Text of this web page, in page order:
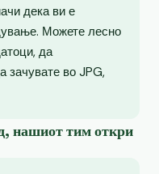
дека ви е
Можете лесно
да
зачувате во JPG,
нашиот тим откри